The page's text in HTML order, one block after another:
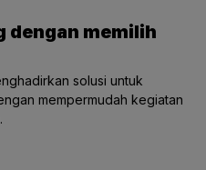
dengan memilih
solusi untuk
mempermudah kegiatan